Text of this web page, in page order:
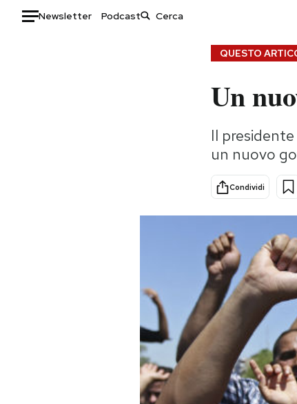
Newsletter Podcast
Consumismi
Storie/Idee
Ok Boomer!
Media
Altrecose
Mondiali calcio 2026
QUESTO
Un
Il
un nuovo
Condividi